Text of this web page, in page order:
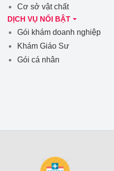
Cơ sở vật chất
DỊCH VỤ NỔI BẬT
Gói khám doanh nghiệp
Khám Giáo Sư
Gói cá nhân